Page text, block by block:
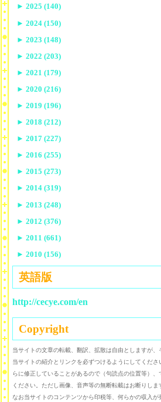
► 2025 (140)
► 2024 (150)
► 2023 (148)
► 2022 (203)
► 2021 (179)
► 2020 (216)
► 2019 (196)
► 2018 (212)
► 2017 (227)
► 2016 (255)
► 2015 (273)
► 2014 (319)
► 2013 (248)
► 2012 (376)
► 2011 (661)
► 2010 (156)
英語版
http://cecye.com/en
Copyright
当サイトの文章の転載、翻訳、拡散は自由としますが
当サイトの紹介とリンクを必ずつけるようにしてくだ
らに修正していることがあるので（句読点の位置等）
ください。ただし画像、音声等の無断転載はお断りしま
なお当サイトのコンテンツから印税等、何らかの収入